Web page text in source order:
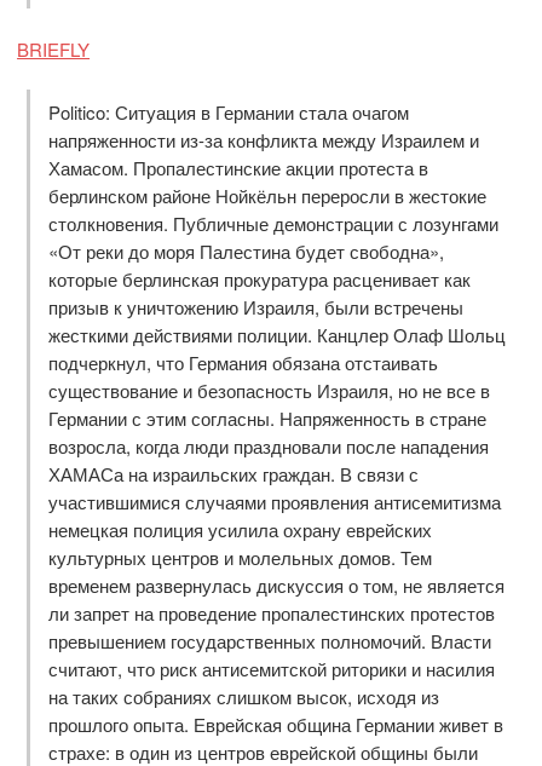
BRIEFLY
Politico: Ситуация в Германии стала очагом
напряженности из-за конфликта между Израилем и
Хамасом. Пропалестинские акции протеста в
берлинском районе Нойкёльн переросли в жестокие
столкновения. Публичные демонстрации с лозунгами
«От реки до моря Палестина будет свободна»,
которые берлинская прокуратура расценивает как
призыв к уничтожению Израиля, были встречены
жесткими действиями полиции. Канцлер Олаф Шольц
подчеркнул, что Германия обязана отстаивать
существование и безопасность Израиля, но не все в
Германии с этим согласны. Напряженность в стране
возросла, когда люди праздновали после нападения
ХАМАСа на израильских граждан. В связи с
участившимися случаями проявления антисемитизма
немецкая полиция усилила охрану еврейских
культурных центров и молельных домов. Тем
временем развернулась дискуссия о том, не является
ли запрет на проведение пропалестинских протестов
превышением государственных полномочий. Власти
считают, что риск антисемитской риторики и насилия
на таких собраниях слишком высок, исходя из
прошлого опыта. Еврейская община Германии живет в
страхе: в один из центров еврейской общины были